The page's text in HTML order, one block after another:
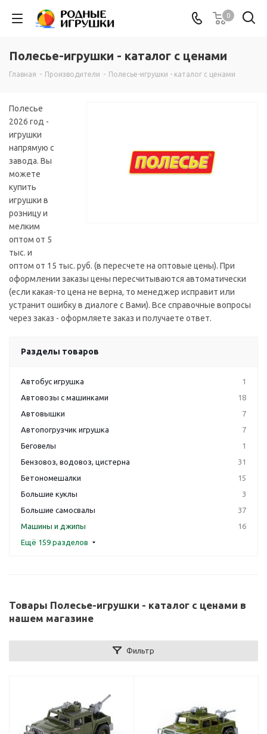
0
Полесье-игрушки - каталог с ценами
Главная - Производители - Полесье-игрушки - каталог с ценами
Полесье
2026 год -
игрушки
напрямую с
завода. Вы
можете
купить
игрушки в
розницу и
мелким
оптом от 5
тыс. и
оптом от 15 тыс. руб. (в пересчете на оптовые цены). При
оформлении заказы цены пересчитываются автоматически
(если какая-то цена не верна, то менеджер исправит или
устранит ошибку в диалоге с Вами). Все справочные вопросы
через заказ - оформляете заказ и получаете ответ.
Разделы товаров
Автобус игрушка
1
Автовозы с машинками
18
Автовышки
7
Автопогрузчик игрушка
7
Беговелы
1
Бензовоз, водовоз, цистерна
31
Бетономешалки
15
Большие куклы
3
Большие самосвалы
37
Машины и джипы
16
Ещё 159 разделов
Товары Полесье-игрушки - каталог с ценами в
нашем магазине
Фильтр